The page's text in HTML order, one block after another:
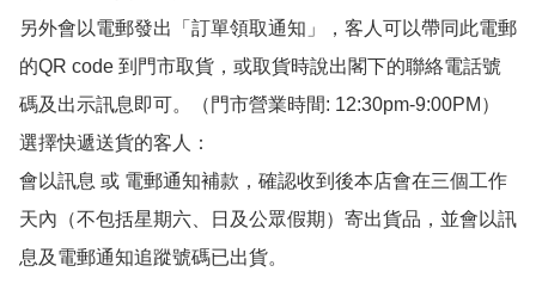
另外會以電郵發出「訂單領取通知」，客人可以帶同此電郵
的QR code 到門市取貨，或取貨時說出閣下的聯絡電話號
碼及出示訊息即可。（門市營業時間: 12:30pm-9:00PM）
選擇快遞送貨的客人：
會以訊息 或 電郵通知補款，確認收到後本店會在三個工作
天內（不包括星期六、日及公眾假期）寄出貨品，並會以訊
息及電郵通知追蹤號碼已出貨。